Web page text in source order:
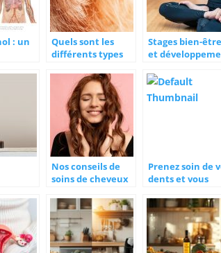
: un
Quels sont les
différents types
surdité ?
Stages bien-être
et
agenda des
évènements
Nos conseils de
soins de cheveux
Prenez soin de
dents et vous
santé